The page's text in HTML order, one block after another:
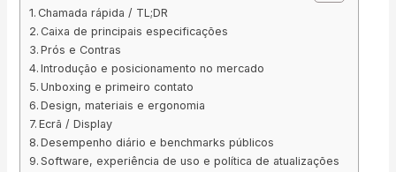
Chamada rápida / TL;DR
Caixa de principais especificações
Prós e Contras
Introdução e posicionamento no mercado
Unboxing e primeiro contato
Design, materiais e ergonomia
Ecrã / Display
Desempenho diário e benchmarks públicos
Software, experiência de uso e política de atualizações